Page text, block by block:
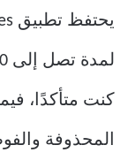
كنت متأكدًا،
المحذوفة